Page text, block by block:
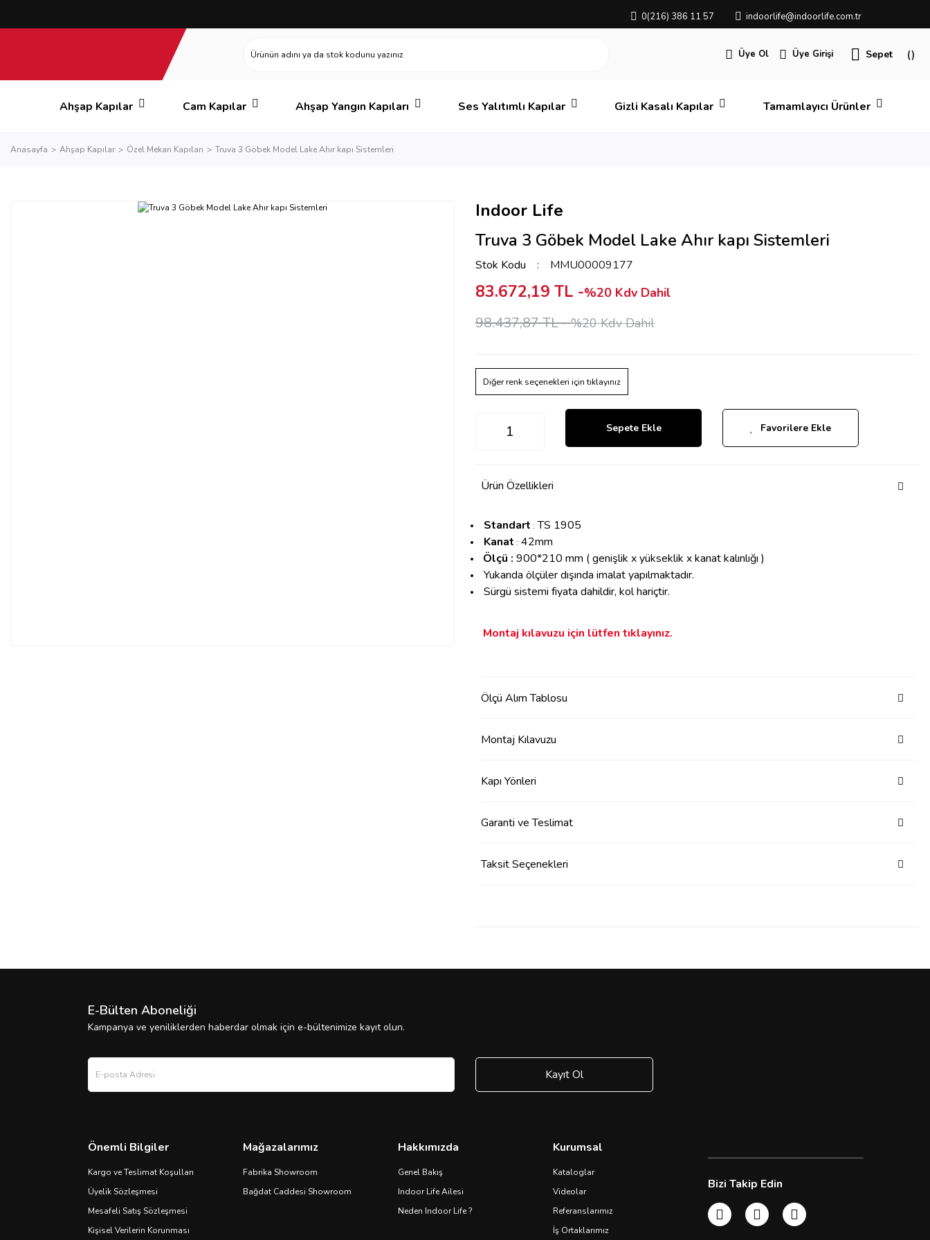
0(216) 386 11 57 indoorlife@indoorlife.com.tr
Üye Ol Üye Girişi Sepet
Ahşap Kapılar Cam Kapılar Ahşap Yangın Kapıları Ses Yalıtımlı Kapılar Gizli Kasalı Kapılar Tamamlayıcı Ürünler
Anasayfa Ahşap Kapılar Özel Mekan Kapıları Truva 3 Göbek Model Lake Ahır kapı Sistemleri
Indoor Life
Truva 3 Göbek Model Lake Ahır kapı Sistemleri
Stok Kodu MMU00009177
83.672,19 TL -%20 Kdv Dahil
98.437,87 TL -%20 Kdv Dahil
Diğer renk seçenekleri için tıklayınız
Sepete Ekle Favorilere Ekle
Ürün Özellikleri
Standart : TS 1905
Kanat : 42mm
Ölçü : 900*210 mm ( genişlik x yükseklik x kanat kalınlığı )
Yukarıda ölçüler dışında imalat yapılmaktadır.
Sürgü sistemi fiyata dahildir, kol hariçtir.
Montaj kılavuzu için lütfen tıklayınız.
Ölçü Alım Tablosu
Montaj Kılavuzu
Kapı Yönleri
Garanti ve Teslimat
Taksit Seçenekleri
E-Bülten Aboneliği
Kampanya ve yeniliklerden haberdar olmak için e-bültenimize kayıt olun.
Kayıt Ol
Önemli Bilgiler
Kargo ve Teslimat Koşulları
Üyelik Sözleşmesi
Mesafeli Satış Sözleşmesi
Kişisel Verilerin Korunması
Mağazalarımız
Fabrika Showroom
Bağdat Caddesi Showroom
Hakkımızda
Genel Bakış
Indoor Life Ailesi
Neden Indoor Life ?
Kurumsal
Kataloglar
Videolar
Referanslarımız
İş Ortaklarımız
Bizi Takip Edin